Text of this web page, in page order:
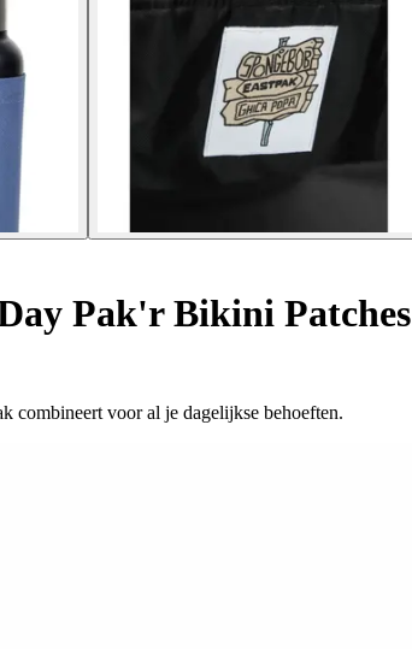
Pak'r Bikini Patches
combineert voor al je dagelijkse behoeften.